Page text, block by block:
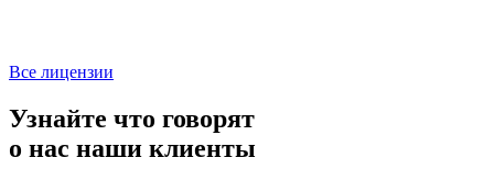
Все лицензии
Узнайте что говорят
о нас наши клиенты